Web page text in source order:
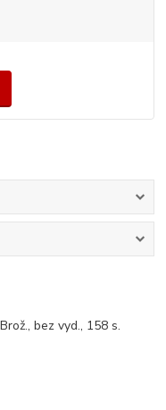
bez vyd., 158 s.